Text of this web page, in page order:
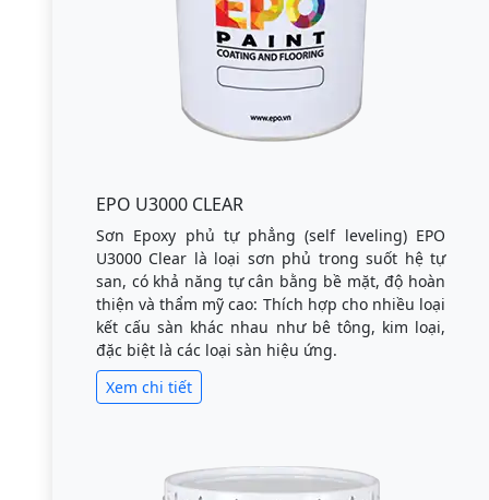
EPO U3000 CLEAR
Sơn Epoxy phủ tự phẳng (self leveling) EPO
U3000 Clear là loại sơn phủ trong suốt hệ tự
san, có khả năng tự cân bằng bề mặt, độ hoàn
thiện và thẩm mỹ cao: Thích hợp cho nhiều loại
kết cấu sàn khác nhau như bê tông, kim loại,
đặc biệt là các loại sàn hiệu ứng.
Xem chi tiết